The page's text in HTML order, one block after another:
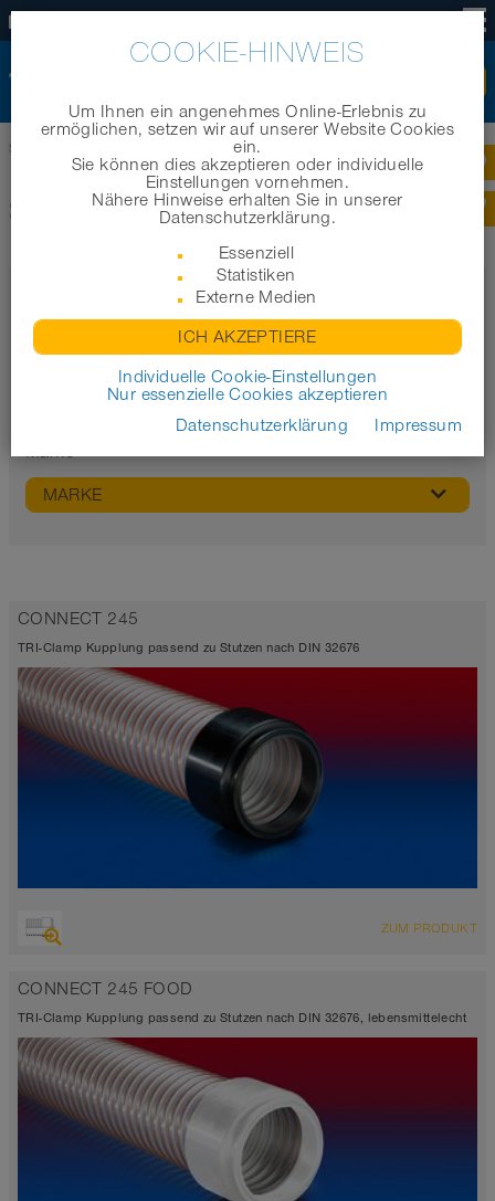
Startseite Produktkategorien |
SCHLAUCHZUBEHÖR
Eigenschaften
Marke
MARKE
CONNECT 245
TRI-Clamp Kupplung passend zu Stutzen nach DIN 32676
ZUM PRODUKT
CONNECT 245 FOOD
TRI-Clamp Kupplung passend zu Stutzen nach DIN 32676, lebensmittelecht
COOKIE-HINWEIS
Um Ihnen ein angenehmes Online-Erlebnis zu
ermöglichen, setzen wir auf unserer Website Cookies
ein.
Sie können dies akzeptieren oder individuelle
Einstellungen vornehmen.
Nähere Hinweise erhalten Sie in unserer
Datenschutzerklärung.
Essenziell
Statistiken
Externe Medien
ICH AKZEPTIERE
Individuelle Cookie-Einstellungen
Nur essenzielle Cookies akzeptieren
Datenschutzerklärung
Impressum